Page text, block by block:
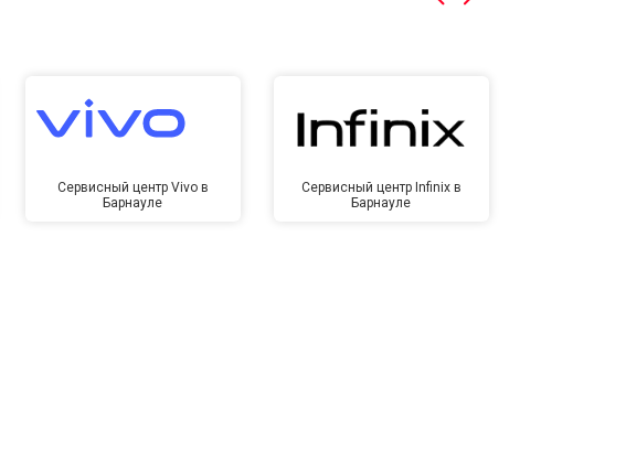
Сервисный центр Vivo в
Барнауле
Сервисный центр Infinix в
Барнауле